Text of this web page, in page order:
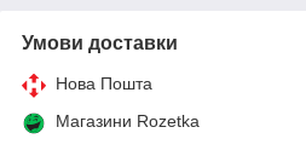
Умови доставки
Нова Пошта
Магазини Rozetka